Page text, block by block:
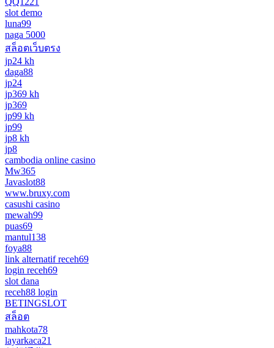
slot demo
luna99
naga 5000
สล็อตเว็บตรง
jp24 kh
daga88
jp24
jp369 kh
jp369
jp99 kh
jp99
jp8 kh
jp8
cambodia online casino
Mw365
Javaslot88
www.bruxy.com
casushi casino
mewah99
puas69
mantul138
foya88
link alternatif receh69
login receh69
slot dana
receh88 login
BETINGSLOT
สล็อต
mahkota78
layarkaca21